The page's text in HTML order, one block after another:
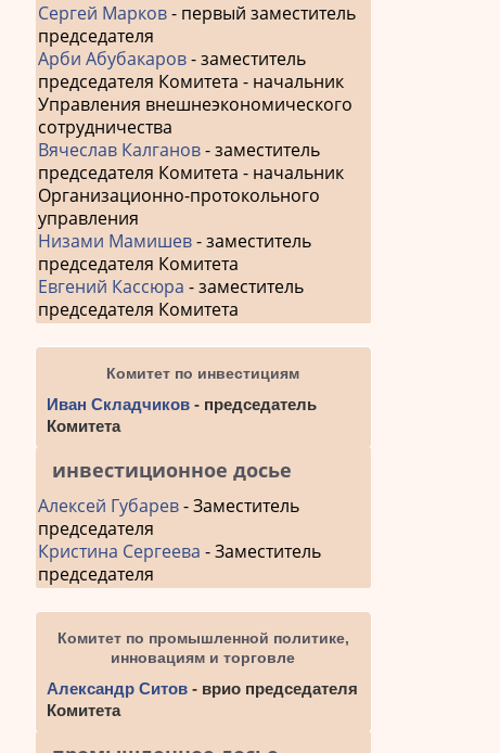
Сергей Марков- первый заместитель
председателя
Арби Абубакаров- заместитель
председателя Комитета - начальник
Управления внешнеэкономического
сотрудничества
Вячеслав Калганов- заместитель
председателя Комитета - начальник
Организационно-протокольного
управления
Низами Мамишев- заместитель
председателя Комитета
Евгений Кассюра - заместитель
председателя Комитета
Комитет по инвестициям
Иван Складчиков - председатель
Комитета
инвестиционное досье
Алексей Губарев- Заместитель
председателя
Кристина Сергеева - Заместитель
председателя
Комитет по промышленной политике,
инновациям и торговле
Александр Ситов - врио председателя
Комитета